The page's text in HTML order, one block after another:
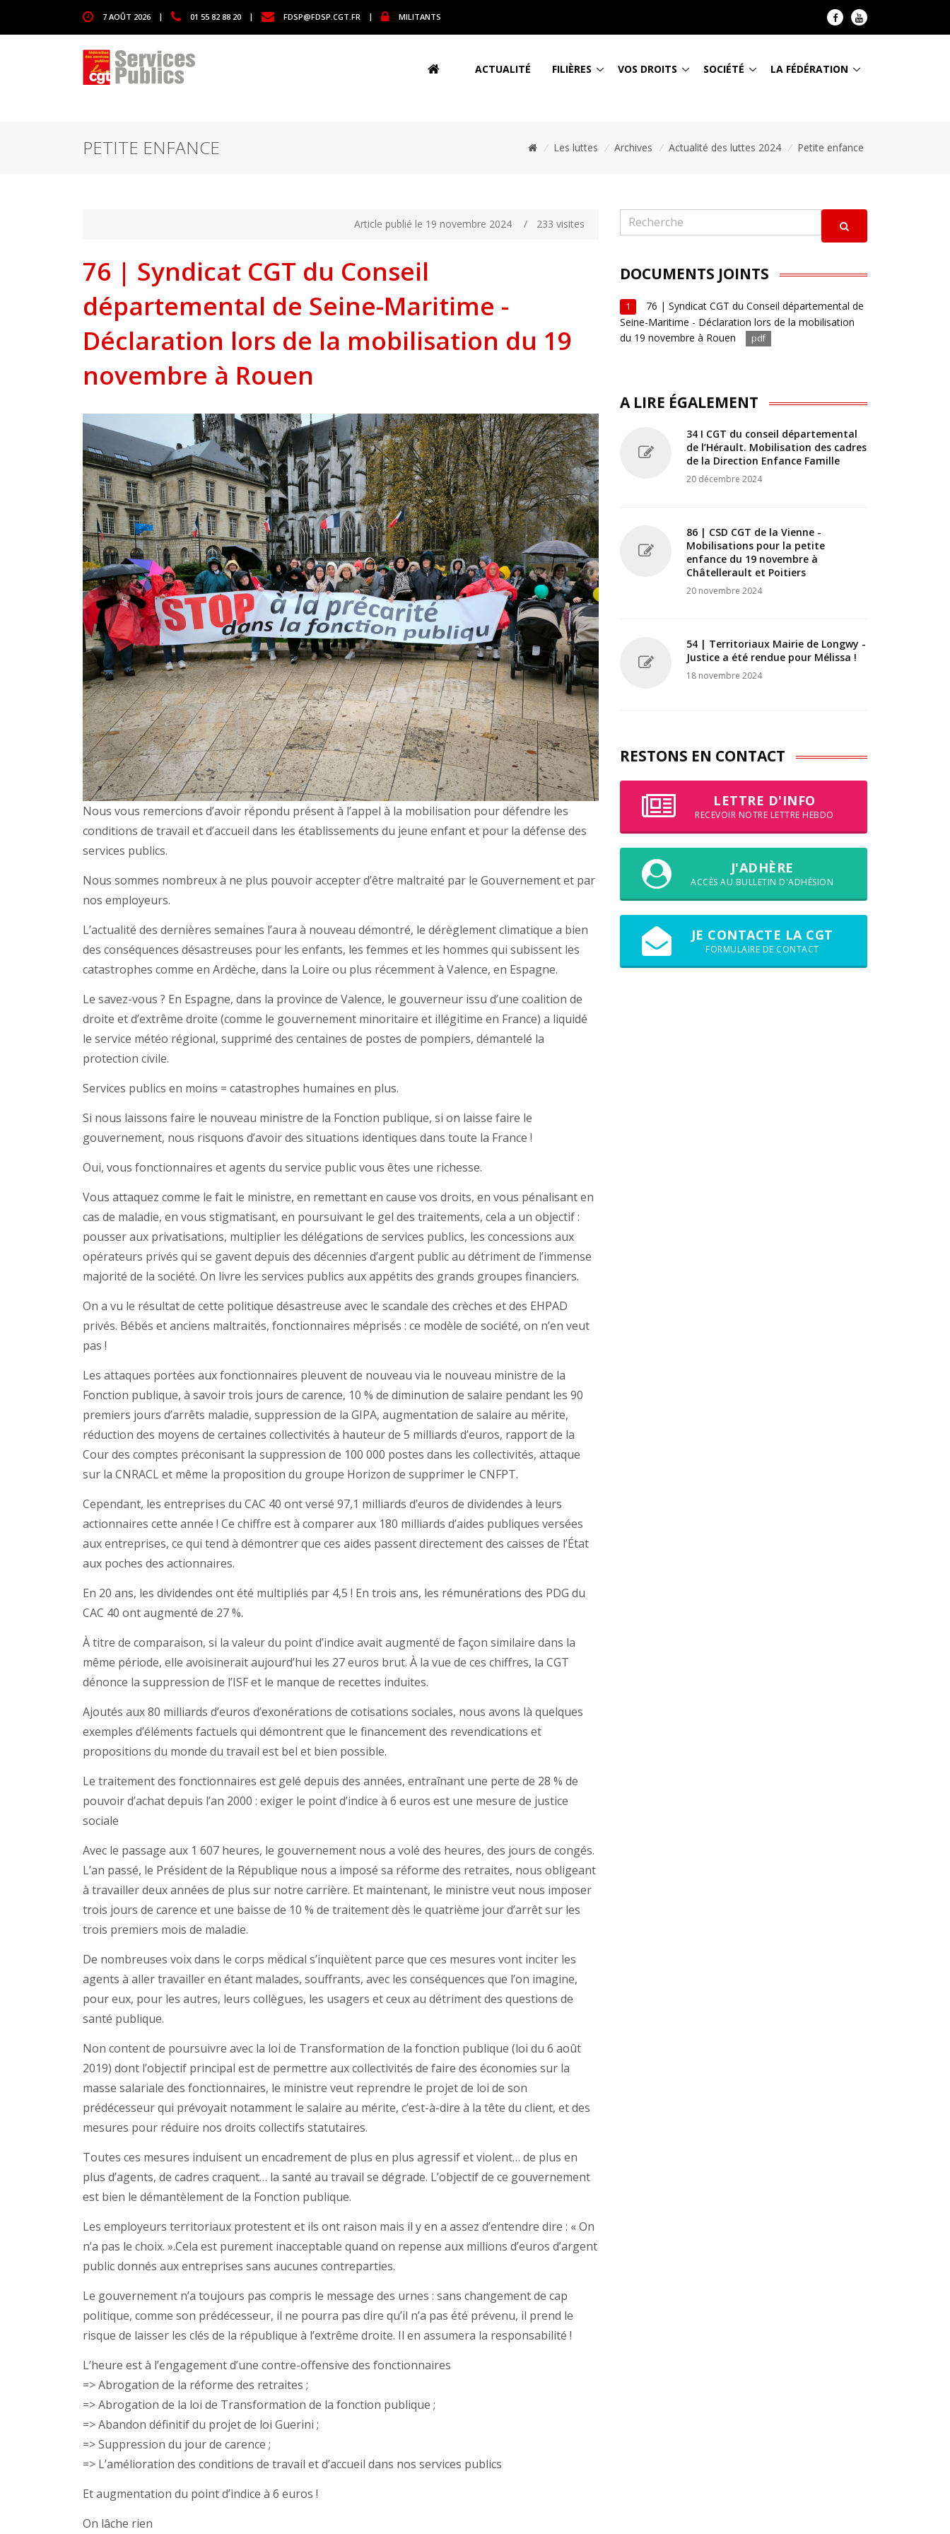
7 AOÛT 2026 | 01 55 82 88 20 | FDSP@FDSP.CGT.FR | MILITANTS
ACTUALITÉ FILIÈRES VOS DROITS SOCIÉTÉ LA FÉDÉRATION
PETITE ENFANCE / Les luttes / Archives / Actualité des luttes 2024 / Petite enfance
Article publié le 19 novembre 2024 / 233 visites
76 | Syndicat CGT du Conseil
départemental de Seine-Maritime -
Déclaration lors de la mobilisation du 19
novembre à Rouen
Nous vous remercions d’avoir répondu présent à l’appel à la mobilisation pour défendre les
conditions de travail et d’accueil dans les établissements du jeune enfant et pour la défense des
services publics.
Nous sommes nombreux à ne plus pouvoir accepter d’être maltraité par le Gouvernement et par
nos employeurs.
L’actualité des dernières semaines l’aura à nouveau démontré, le dérèglement climatique a bien
des conséquences désastreuses pour les enfants, les femmes et les hommes qui subissent les
catastrophes comme en Ardèche, dans la Loire ou plus récemment à Valence, en Espagne.
Le savez-vous ? En Espagne, dans la province de Valence, le gouverneur issu d’une coalition de
droite et d’extrême droite (comme le gouvernement minoritaire et illégitime en France) a liquidé
le service météo régional, supprimé des centaines de postes de pompiers, démantelé la
protection civile.
Services publics en moins = catastrophes humaines en plus.
Si nous laissons faire le nouveau ministre de la Fonction publique, si on laisse faire le
gouvernement, nous risquons d’avoir des situations identiques dans toute la France !
Oui, vous fonctionnaires et agents du service public vous êtes une richesse.
Vous attaquez comme le fait le ministre, en remettant en cause vos droits, en vous pénalisant en
cas de maladie, en vous stigmatisant, en poursuivant le gel des traitements, cela a un objectif :
pousser aux privatisations, multiplier les délégations de services publics, les concessions aux
opérateurs privés qui se gavent depuis des décennies d’argent public au détriment de l’immense
majorité de la société. On livre les services publics aux appétits des grands groupes financiers.
On a vu le résultat de cette politique désastreuse avec le scandale des crèches et des EHPAD
privés. Bébés et anciens maltraités, fonctionnaires méprisés : ce modèle de société, on n’en veut
pas !
Les attaques portées aux fonctionnaires pleuvent de nouveau via le nouveau ministre de la
Fonction publique, à savoir trois jours de carence, 10 % de diminution de salaire pendant les 90
premiers jours d’arrêts maladie, suppression de la GIPA, augmentation de salaire au mérite,
réduction des moyens de certaines collectivités à hauteur de 5 milliards d’euros, rapport de la
Cour des comptes préconisant la suppression de 100 000 postes dans les collectivités, attaque
sur la CNRACL et même la proposition du groupe Horizon de supprimer le CNFPT.
Cependant, les entreprises du CAC 40 ont versé 97,1 milliards d’euros de dividendes à leurs
actionnaires cette année ! Ce chiffre est à comparer aux 180 milliards d’aides publiques versées
aux entreprises, ce qui tend à démontrer que ces aides passent directement des caisses de l’État
aux poches des actionnaires.
En 20 ans, les dividendes ont été multipliés par 4,5 ! En trois ans, les rémunérations des PDG du
CAC 40 ont augmenté de 27 %.
À titre de comparaison, si la valeur du point d’indice avait augmenté de façon similaire dans la
même période, elle avoisinerait aujourd’hui les 27 euros brut. À la vue de ces chiffres, la CGT
dénonce la suppression de l’ISF et le manque de recettes induites.
Ajoutés aux 80 milliards d’euros d’exonérations de cotisations sociales, nous avons là quelques
exemples d’éléments factuels qui démontrent que le financement des revendications et
propositions du monde du travail est bel et bien possible.
Le traitement des fonctionnaires est gelé depuis des années, entraînant une perte de 28 % de
pouvoir d’achat depuis l’an 2000 : exiger le point d’indice à 6 euros est une mesure de justice
sociale
Avec le passage aux 1 607 heures, le gouvernement nous a volé des heures, des jours de congés.
L’an passé, le Président de la République nous a imposé sa réforme des retraites, nous obligeant
à travailler deux années de plus sur notre carrière. Et maintenant, le ministre veut nous imposer
trois jours de carence et une baisse de 10 % de traitement dès le quatrième jour d’arrêt sur les
trois premiers mois de maladie.
De nombreuses voix dans le corps médical s’inquiètent parce que ces mesures vont inciter les
agents à aller travailler en étant malades, souffrants, avec les conséquences que l’on imagine,
pour eux, pour les autres, leurs collègues, les usagers et ceux au détriment des questions de
santé publique.
Non content de poursuivre avec la loi de Transformation de la fonction publique (loi du 6 août
2019) dont l’objectif principal est de permettre aux collectivités de faire des économies sur la
masse salariale des fonctionnaires, le ministre veut reprendre le projet de loi de son
prédécesseur qui prévoyait notamment le salaire au mérite, c’est-à-dire à la tête du client, et des
mesures pour réduire nos droits collectifs statutaires.
Toutes ces mesures induisent un encadrement de plus en plus agressif et violent… de plus en
plus d’agents, de cadres craquent… la santé au travail se dégrade. L’objectif de ce gouvernement
est bien le démantèlement de la Fonction publique.
Les employeurs territoriaux protestent et ils ont raison mais il y en a assez d’entendre dire : « On
n’a pas le choix. ».Cela est purement inacceptable quand on repense aux millions d’euros d’argent
public donnés aux entreprises sans aucunes contreparties.
Le gouvernement n’a toujours pas compris le message des urnes : sans changement de cap
politique, comme son prédécesseur, il ne pourra pas dire qu’il n’a pas été prévenu, il prend le
risque de laisser les clés de la république à l’extrême droite. Il en assumera la responsabilité !
L’heure est à l’engagement d’une contre-offensive des fonctionnaires
=> Abrogation de la réforme des retraites ;
=> Abrogation de la loi de Transformation de la fonction publique ;
=> Abandon définitif du projet de loi Guerini ;
=> Suppression du jour de carence ;
=> L’amélioration des conditions de travail et d’accueil dans nos services publics
Et augmentation du point d’indice à 6 euros !
On lâche rien
DOCUMENTS JOINTS
1
76 | Syndicat CGT du Conseil départemental de
Seine-Maritime - Déclaration lors de la mobilisation
du 19 novembre à Rouen
pdf
A LIRE ÉGALEMENT
34 I CGT du conseil départemental
de l’Hérault. Mobilisation des cadres
de la Direction Enfance Famille
20 décembre 2024
86 | CSD CGT de la Vienne -
Mobilisations pour la petite
enfance du 19 novembre à
Châtellerault et Poitiers
20 novembre 2024
54 | Territoriaux Mairie de Longwy -
Justice a été rendue pour Mélissa !
18 novembre 2024
RESTONS EN CONTACT
LETTRE D'INFO
RECEVOIR NOTRE LETTRE HEBDO
J'ADHÈRE
ACCÈS AU BULLETIN D'ADHÉSION
JE CONTACTE LA CGT
FORMULAIRE DE CONTACT